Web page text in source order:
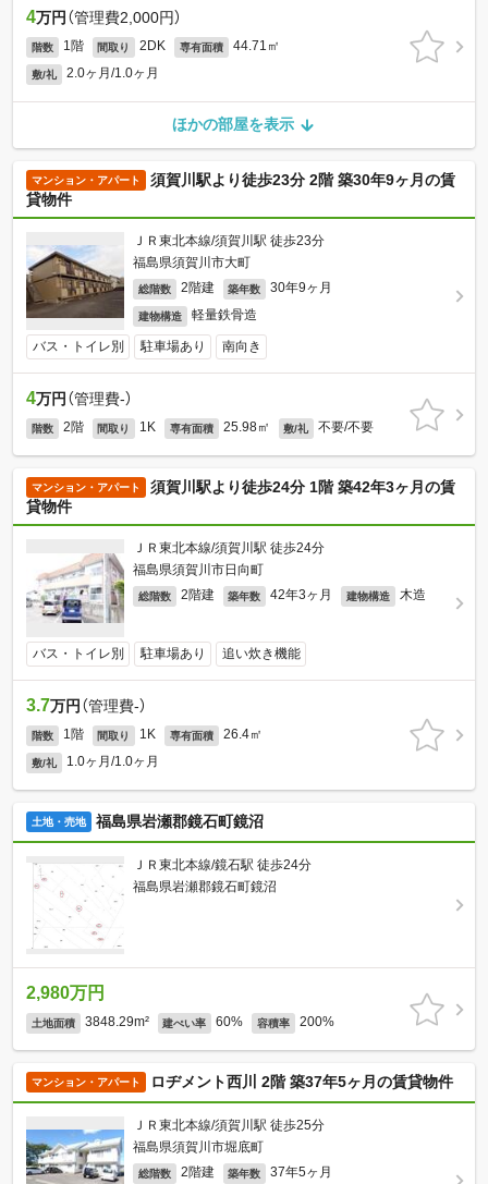
4万円 （管理費2,000円）
階数 1階 間取り 2DK 専有面積 44.71㎡
敷/礼 2.0ヶ月/1.0ヶ月
ほかの部屋を表示
マンション・アパート
須賀川駅より徒歩23分 2階 築30年9ヶ月の賃
貸物件
ＪＲ東北本線/須賀川駅 徒歩23分
福島県須賀川市大町
総階数 2階建 築年数 30年9ヶ月
建物構造 軽量鉄骨造
バス・トイレ別 駐車場あり 南向き
4万円 （管理費-）
階数 2階 間取り 1K 専有面積 25.98㎡ 敷/礼 不要/不要
マンション・アパート
須賀川駅より徒歩24分 1階 築42年3ヶ月の賃
貸物件
ＪＲ東北本線/須賀川駅 徒歩24分
福島県須賀川市日向町
総階数 2階建 築年数 42年3ヶ月 建物構造 木造
バス・トイレ別 駐車場あり 追い炊き機能
3.7万円 （管理費-）
階数 1階 間取り 1K 専有面積 26.4㎡
敷/礼 1.0ヶ月/1.0ヶ月
土地・売地 福島県岩瀬郡鏡石町鏡沼
ＪＲ東北本線/鏡石駅 徒歩24分
福島県岩瀬郡鏡石町鏡沼
2,980万円
土地面積 3848.29m² 建ぺい率 60% 容積率 200%
マンション・アパート ロヂメント西川 2階 築37年5ヶ月の賃貸物件
ＪＲ東北本線/須賀川駅 徒歩25分
福島県須賀川市堀底町
総階数 2階建 築年数 37年5ヶ月